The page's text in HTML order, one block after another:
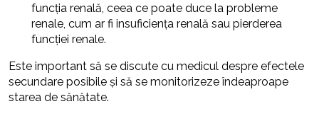
funcția renală, ceea ce poate duce la probleme
renale, cum ar fi insuficiența renală sau pierderea
funcției renale.
Este important să se discute cu medicul despre efectele
secundare posibile și să se monitorizeze îndeaproape
starea de sănătate.